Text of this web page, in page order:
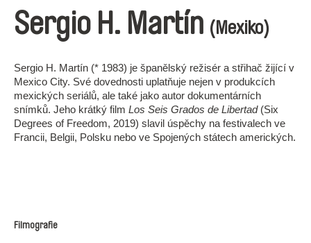
Sergio H. Martín (Mexiko)
Sergio H. Martín (* 1983) je španělský režisér a střihač žijící v
Mexico City. Své dovednosti uplatňuje nejen v produkcích
mexických seriálů, ale také jako autor dokumentárních
snímků. Jeho krátký film Los Seis Grados de Libertad(Six
Degrees of Freedom, 2019) slavil úspěchy na festivalech ve
Francii, Belgii, Polsku nebo ve Spojených státech amerických.
Filmografie